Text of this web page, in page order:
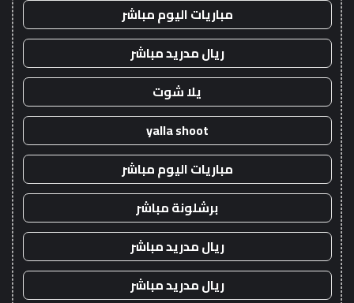
مباريات اليوم مباشر
ريال مدريد مباشر
يلا شوت
yalla shoot
مباريات اليوم مباشر
برشلونة مباشر
ريال مدريد مباشر
ريال مدريد مباشر